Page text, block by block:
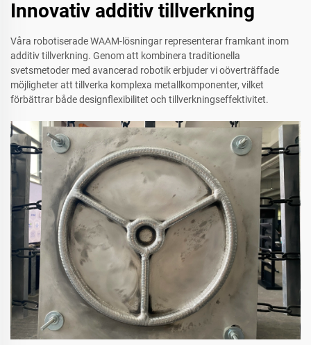
Innovativ additiv tillverkning
Våra robotiserade WAAM-lösningar representerar framkant inom
additiv tillverkning. Genom att kombinera traditionella
svetsmetoder med avancerad robotik erbjuder vi oöverträffade
möjligheter att tillverka komplexa metallkomponenter, vilket
förbättrar både designflexibilitet och tillverkningseffektivitet.